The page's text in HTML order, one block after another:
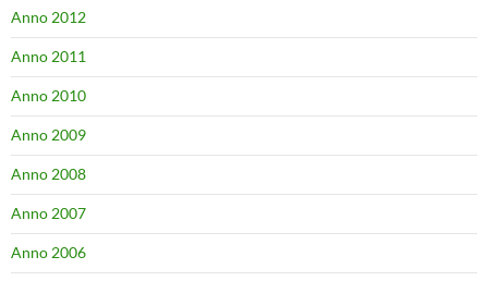
Anno 2012
Anno 2011
Anno 2010
Anno 2009
Anno 2008
Anno 2007
Anno 2006